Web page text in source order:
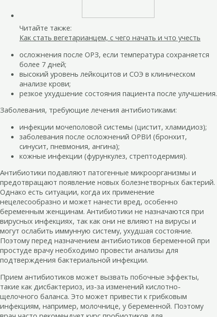
Читайте также:
Как стать вегетарианцем, с чего начать и что учесть
осложнения после ОРЗ, если температура сохраняется
более 7 дней;
высокий уровень лейкоцитов и СОЭ в клиническом
анализе крови;
резкое ухудшение состояния пациента после улучшения.
Заболевания, требующие лечения антибиотиками:
инфекции мочеполовой системы (цистит, хламидиоз);
заболевания после осложнений ОРВИ (бронхит,
синусит, пневмония, ангина);
кожные инфекции (фурункулез, стрептодермия).
Антибиотики подавляют патогенные микроорганизмы и
предотвращают появление новых болезнетворных бактерий.
Однако есть ситуации, когда их применение
нецелесообразно и может нанести вред, особенно
беременным женщинам. Антибиотики не назначаются при
вирусных инфекциях, так как они не влияют на вирусы и
могут ослабить иммунную систему, ухудшая состояние.
Поэтому перед назначением антибиотиков беременной при
простуде врачу необходимо провести анализы для
подтверждения бактериальной инфекции.
Прием антибиотиков может вызвать побочные эффекты,
такие как дисбактериоз, из-за изменений кислотно-
щелочного баланса. Это может привести к грибковым
инфекциям, например, молочнице, у беременной. Поэтому